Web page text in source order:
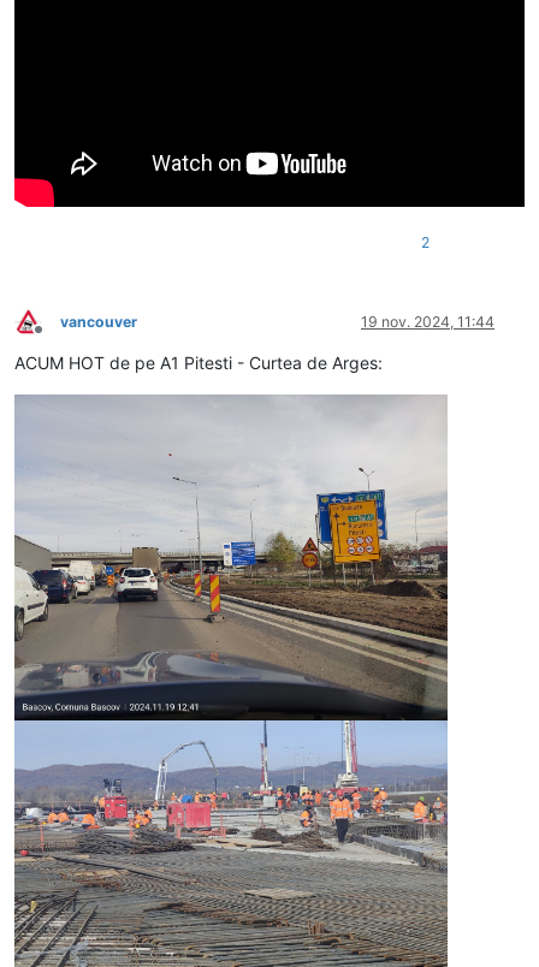
2
Deconectat
vancouver 19 nov. 2024, 11:44
ACUM HOT de pe A1 Pitesti - Curtea de Arges: